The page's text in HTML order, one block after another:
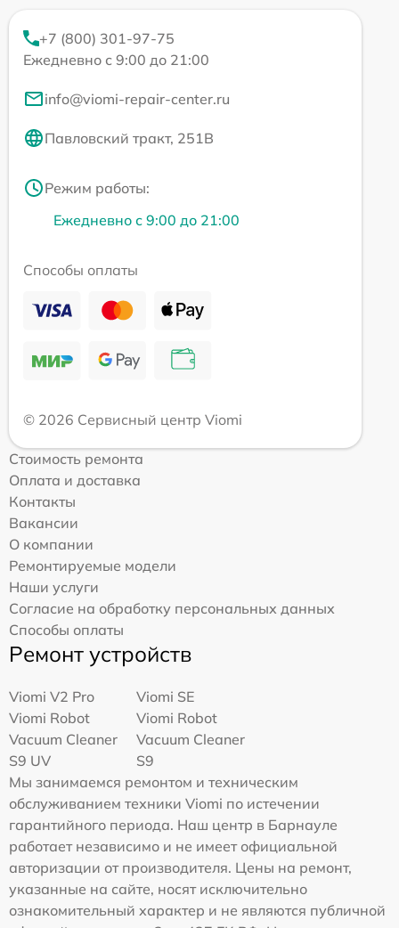
+7 (800) 301-97-75
Ежедневно с 9:00 до 21:00
info@viomi-repair-center.ru
Павловский тракт, 251В
Режим работы:
Ежедневно с 9:00 до 21:00
Способы оплаты
© 2026 Сервисный центр Viomi
Стоимость ремонта
Оплата и доставка
Контакты
Вакансии
О компании
Ремонтируемые модели
Наши услуги
Согласие на обработку персональных данных
Способы оплаты
Ремонт устройств
Viomi V2 Pro
Viomi SE
Viomi Robot
Vacuum Cleaner
S9 UV
Viomi Robot
Vacuum Cleaner
S9
Мы занимаемся ремонтом и техническим
обслуживанием техники Viomi по истечении
гарантийного периода. Наш центр в Барнауле
работает независимо и не имеет официальной
авторизации от производителя. Цены на ремонт,
указанные на сайте, носят исключительно
ознакомительный характер и не являются публичной